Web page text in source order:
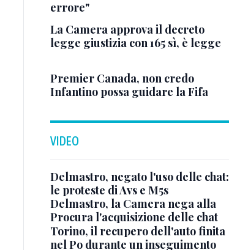
errore"
La Camera approva il decreto
legge giustizia con 165 sì, è legge
Premier Canada, non credo
Infantino possa guidare la Fifa
VIDEO
Delmastro, negato l'uso delle chat:
le proteste di Avs e M5s
Delmastro, la Camera nega alla
Procura l'acquisizione delle chat
Torino, il recupero dell'auto finita
nel Po durante un inseguimento